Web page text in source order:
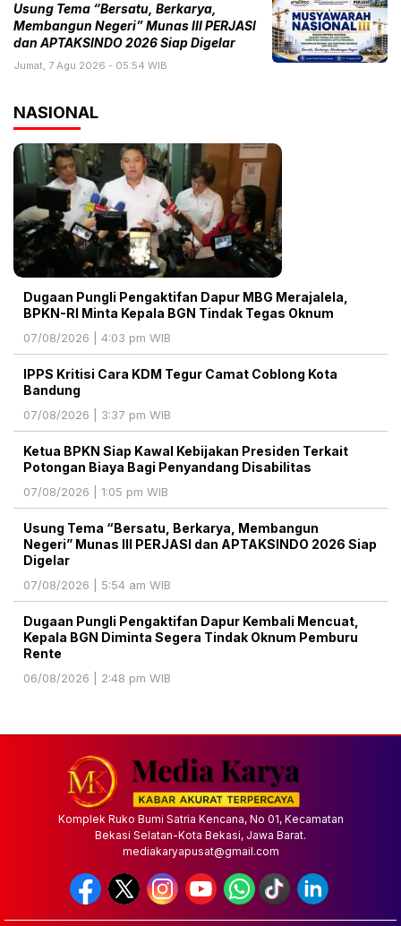
Usung Tema “Bersatu, Berkarya,
Membangun Negeri” Munas III PERJASI
dan APTAKSINDO 2026 Siap Digelar
Jumat, 7 Agu 2026 - 05:54 WIB
NASIONAL
Dugaan Pungli Pengaktifan Dapur MBG Merajalela,
BPKN-RI Minta Kepala BGN Tindak Tegas Oknum
07/08/2026 | 4:03 pm WIB
IPPS Kritisi Cara KDM Tegur Camat Coblong Kota
Bandung
07/08/2026 | 3:37 pm WIB
Ketua BPKN Siap Kawal Kebijakan Presiden Terkait
Potongan Biaya Bagi Penyandang Disabilitas
07/08/2026 | 1:05 pm WIB
Usung Tema “Bersatu, Berkarya, Membangun
Negeri” Munas III PERJASI dan APTAKSINDO 2026 Siap
Digelar
07/08/2026 | 5:54 am WIB
Dugaan Pungli Pengaktifan Dapur Kembali Mencuat,
Kepala BGN Diminta Segera Tindak Oknum Pemburu
Rente
06/08/2026 | 2:48 pm WIB
Komplek Ruko Bumi Satria Kencana, No 01, Kecamatan
Bekasi Selatan-Kota Bekasi, Jawa Barat.
mediakaryapusat@gmail.com